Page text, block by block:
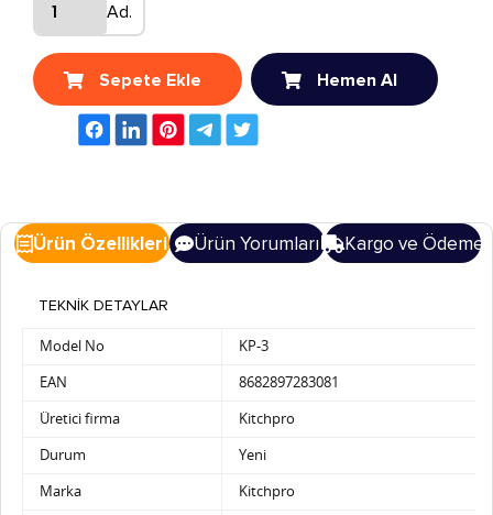
Ad.
Sepete Ekle Hemen Al
Ürün Özellikleri Ürün Yorumları Kargo ve Ödeme
TEKNİK DETAYLAR
Model No
KP-3
EAN
8682897283081
Üretici firma
Kitchpro
Durum
Yeni
Marka
Kitchpro